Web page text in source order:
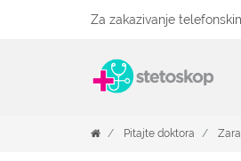
Za zakazivanje
Pitajte doktora